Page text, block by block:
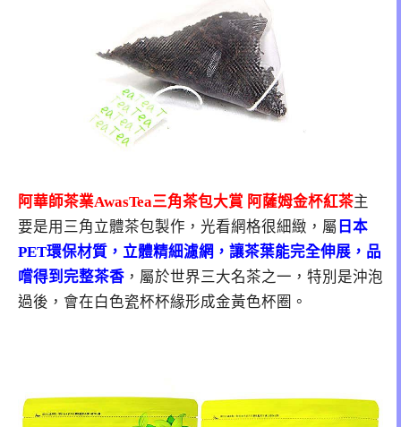
阿華師茶業AwasTea三角茶包大賞 阿薩姆金杯紅茶主
要是用三角立體茶包製作，光看網格很細緻，屬 日本
PET環保材質，立體精細濾網，讓茶葉能完全伸展，品
嚐得到完整茶香 ，屬於世界三大名茶之一，特別是沖泡
過後，會在白色瓷杯杯緣形成金黃色杯圈。